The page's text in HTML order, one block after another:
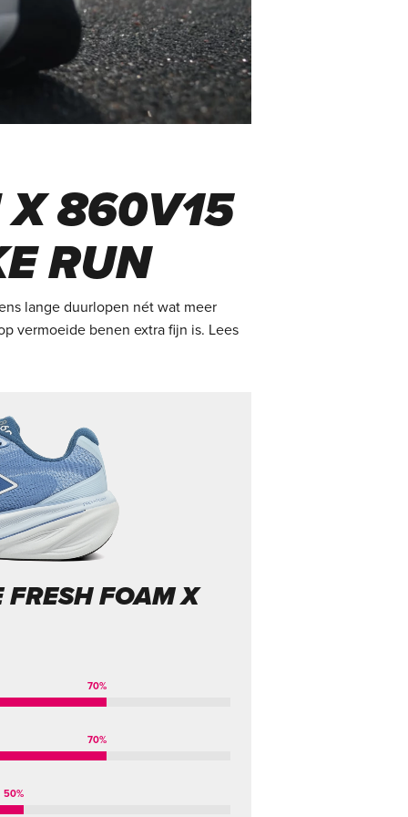
X 860V15
RUN
lange duurlopen nét wat meer
vermoeide benen extra fijn is. Lees
FOAM X
70%
70%
50%